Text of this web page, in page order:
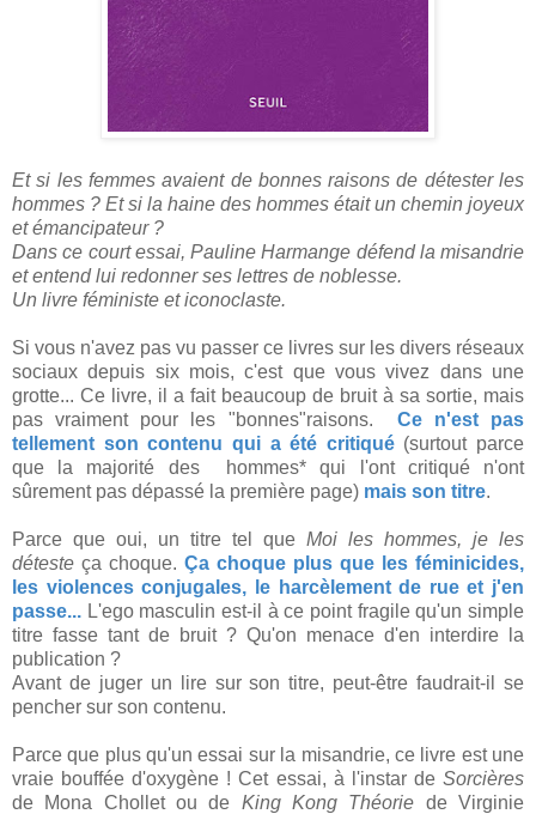
Et si les femmes avaient de bonnes raisons de détester les
hommes ? Et si la haine des hommes était un chemin joyeux
et émancipateur ?
Dans ce court essai, Pauline Harmange défend la misandrie
et entend lui redonner ses lettres de noblesse.
Un livre féministe et iconoclaste.
Si vous n'avez pas vu passer ce livres sur les divers réseaux
sociaux depuis six mois, c'est que vous vivez dans une
grotte... Ce livre, il a fait beaucoup de bruit à sa sortie, mais
pas vraiment pour les "bonnes"raisons.
Ce n'est pas
tellement son contenu qui a été critiqué(surtout parce
que la majorité des hommes* qui l'ont critiqué n'ont
sûrement pas dépassé la première page) mais son titre.
Parce que oui, un titre tel que Moi les hommes, je les
déteste ça choque. Ça choque plus que les féminicides,
les violences conjugales, le harcèlement de rue et j'en
passe... L'ego masculin est-il à ce point fragile qu'un simple
titre fasse tant de bruit ? Qu'on menace d'en interdire la
publication ?
Avant de juger un lire sur son titre, peut-être faudrait-il se
pencher sur son contenu.
Parce que plus qu'un essai sur la misandrie, ce livre est une
vraie bouffée d'oxygène ! Cet essai, à l'instar de Sorcières
de Mona Chollet ou de King Kong Théorie de Virginie